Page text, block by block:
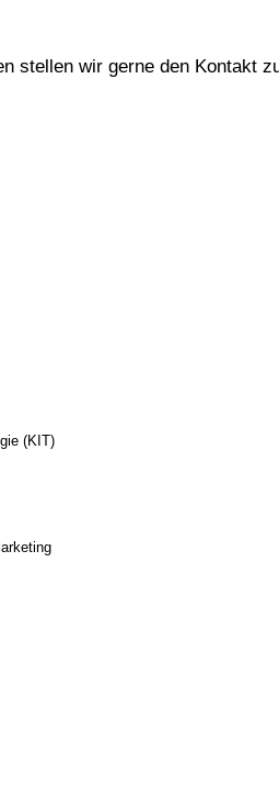
stellen wir gerne den Kontakt
(KIT)